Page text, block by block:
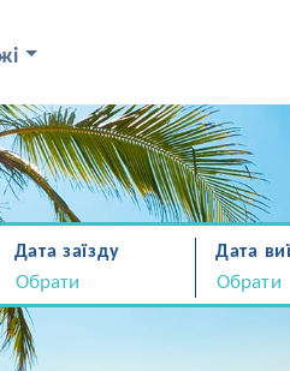
Дата заїзду Дата